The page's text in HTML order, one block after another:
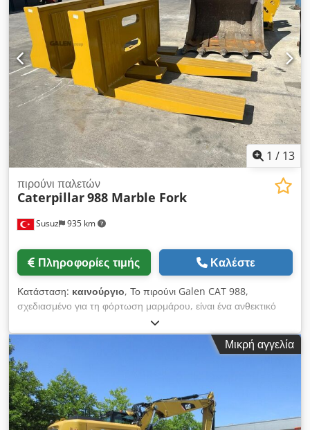
1 / 13
Susuz 935 km
πιρούνι παλετών
Caterpillar988 Marble Fork
Πληροφορίες τιμής Καλέστε
Κατάσταση: καινούργιο, Το πιρούνι Galen CAT 988,
σχεδιασμένο για τη φόρτωση μαρμάρου, είναι ένα ανθεκτικό
εξάρτημα για εκσκαφείς με τροχούς, κατασκευασμένο για την
ασφαλή και αποτελεσματική μεταφορά μπλοκ μαρμάρου.
Διαθέτει ενισχυμένη χαλύβδινη κατασκευή, προσαρμόζεται
ειδικά σε κάθε τύπο μηχανήματος, έχει υψηλή αντοχή σε φορτία
και προσφέρει αξιόπιστη απόδοση σε απαιτητικές εφαρμογές
λατομείων και μονάδων επεξεργασίας λίθων. Για λεπτομερείς
πληροφορίες και τιμές, παρακαλούμε επικοινωνήστε μαζί μας.
Chodpfxszlbmme Actoa
Μικρή αγγελία